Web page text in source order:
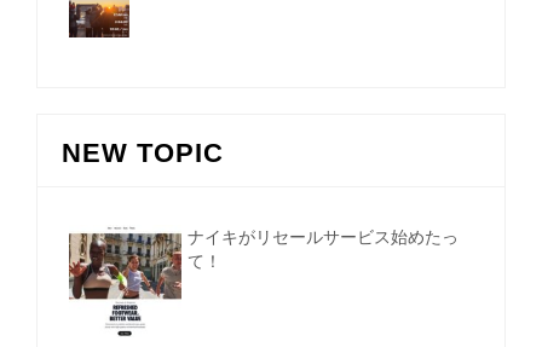
NEW TOPIC
ナイキがリセールサービス始めたっ
て！